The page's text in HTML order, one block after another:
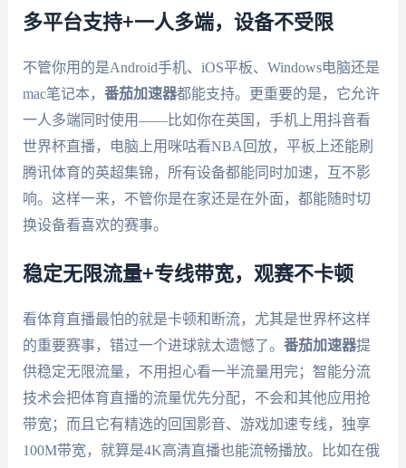
多平台支持+一人多端，设备不受限
不管你用的是Android手机、iOS平板、Windows电脑还是
mac笔记本， 番茄加速器都能支持。更重要的是，它允许
一人多端同时使用——比如你在英国，手机上用抖音看
世界杯直播，电脑上用咪咕看NBA回放，平板上还能刷
腾讯体育的英超集锦，所有设备都能同时加速，互不影
响。这样一来，不管你是在家还是在外面，都能随时切
换设备看喜欢的赛事。
稳定无限流量+专线带宽，观赛不卡顿
看体育直播最怕的就是卡顿和断流，尤其是世界杯这样
的重要赛事，错过一个进球就太遗憾了。 番茄加速器提
供稳定无限流量，不用担心看一半流量用完；智能分流
技术会把体育直播的流量优先分配，不会和其他应用抢
带宽；而且它有精选的回国影音、游戏加速专线，独享
100M带宽，就算是4K高清直播也能流畅播放。比如在俄